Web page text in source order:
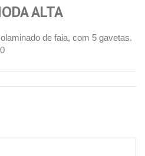
ALTA
de faia, com 5 gavetas.